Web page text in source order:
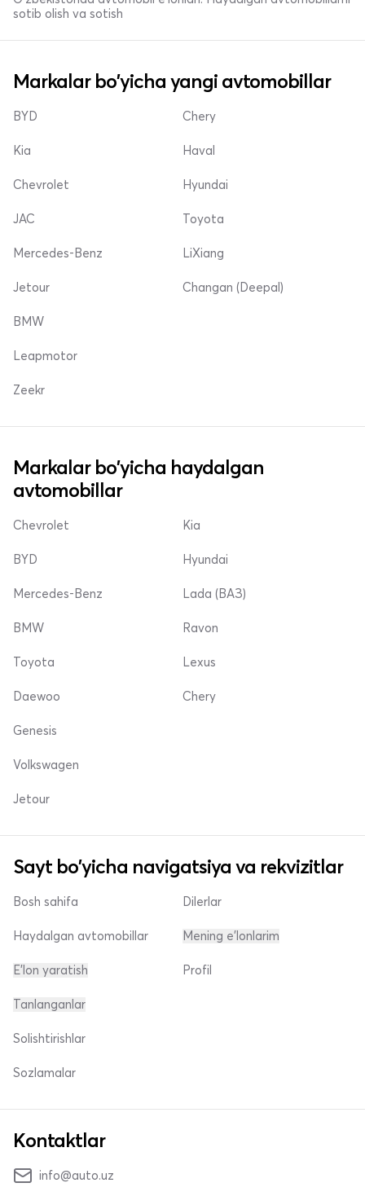
sotib olish va sotish
Markalar bo'yicha yangi avtomobillar
BYD
Kia
Chevrolet
Chery
Haval
Hyundai
JAC
Mercedes-Benz
Jetour
Toyota
LiXiang
Changan (Deepal)
BMW
Leapmotor
Zeekr
Markalar bo'yicha haydalgan
avtomobillar
Chevrolet
BYD
Mercedes-Benz
Kia
Hyundai
Lada (ВАЗ)
BMW
Toyota
Daewoo
Ravon
Lexus
Chery
Genesis
Volkswagen
Jetour
Sayt bo'yicha navigatsiya va rekvizitlar
Bosh sahifa
Haydalgan avtomobillar
E'lon yaratish
Dilerlar
Mening e'lonlarim
Profil
Tanlanganlar
Solishtirishlar
Sozlamalar
Kontaktlar
info@auto.uz